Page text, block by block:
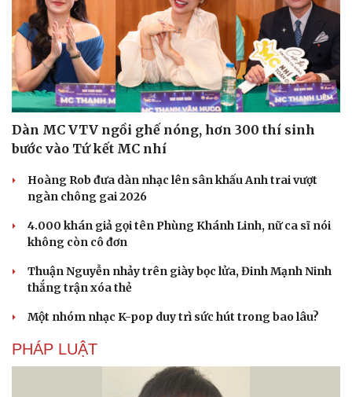
Dàn MC VTV ngồi ghế nóng, hơn 300 thí sinh
bước vào Tứ kết MC nhí
Hoàng Rob đưa dàn nhạc lên sân khấu Anh trai vượt
ngàn chông gai 2026
4.000 khán giả gọi tên Phùng Khánh Linh, nữ ca sĩ nói
không còn cô đơn
Thuận Nguyễn nhảy trên giày bọc lửa, Đinh Mạnh Ninh
thắng trận xóa thẻ
Một nhóm nhạc K-pop duy trì sức hút trong bao lâu?
PHÁP LUẬT